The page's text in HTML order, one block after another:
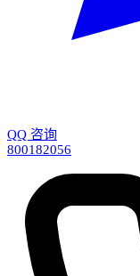
QQ 咨询
800182056